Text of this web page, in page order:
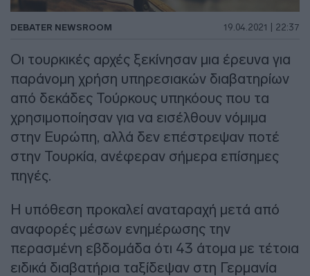
DEBATER NEWSROOM 19.04.2021 | 22:37
Οι τουρκικές αρχές ξεκίνησαν μια έρευνα για
παράνομη χρήση υπηρεσιακών διαβατηρίων
από δεκάδες Τούρκους υπηκόους που τα
χρησιμοποίησαν για να εισέλθουν νόμιμα
στην Ευρώπη, αλλά δεν επέστρεψαν ποτέ
στην Τουρκία, ανέφεραν σήμερα επίσημες
πηγές.
Η υπόθεση προκαλεί αναταραχή μετά από
αναφορές μέσων ενημέρωσης την
περασμένη εβδομάδα ότι 43 άτομα με τέτοια
ειδικά διαβατήρια ταξίδεψαν στη Γερμανία